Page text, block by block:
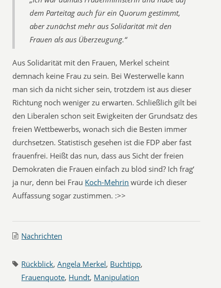
dem Parteitag auch für ein Quorum gestimmt,
aber zunächst mehr aus Solidarität mit den
Frauen als aus Überzeugung.“
Aus Solidarität mit den Frauen, Merkel scheint
demnach keine Frau zu sein. Bei Westerwelle kann
man sich da nicht sicher sein, trotzdem ist aus dieser
Richtung noch weniger zu erwarten. Schließlich gilt bei
den Liberalen schon seit Ewigkeiten der Grundsatz des
freien Wettbewerbs, wonach sich die Besten immer
durchsetzen. Statistisch gesehen ist die FDP aber fast
frauenfrei. Heißt das nun, dass aus Sicht der freien
Demokraten die Frauen einfach zu blöd sind? Ich frag‘
ja nur, denn bei Frau Koch-Mehrin würde ich dieser
Auffassung sogar zustimmen. :>>
Nachrichten
Rückblick,Angela Merkel, Buchtipp,
Frauenquote, Hundt, Manipulation